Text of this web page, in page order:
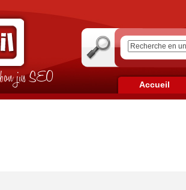
bon jus SEO Accueil